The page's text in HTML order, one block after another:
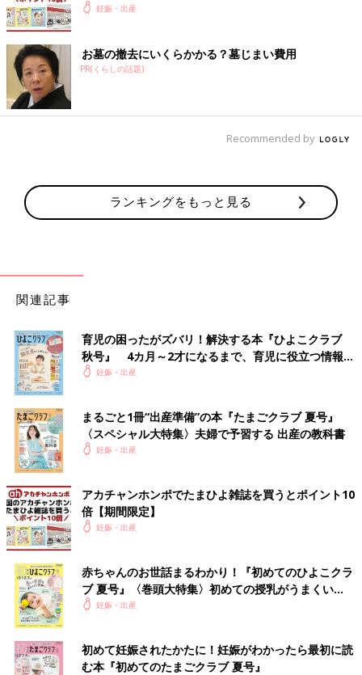
妊娠・出産
お墓の撤去にいくらかかる？墓じまい費用
PR(くらしの話題)
Recommended by
ランキングをもっと見る
関連記事
育児の困ったがズバリ！解決する本『ひよこクラブ
秋号』 4カ月～2才になるまで、育児に役立つ情報が
いっぱい！
妊娠・出産
まるごと1冊“出産準備”の本『たまごクラブ 夏号』
〈スペシャル大特集〉夫婦で予習する 出産の教科書
妊娠・出産
アカチャンホンポでたまひよ雑誌を買うとポイント10
倍【期間限定】
妊娠・出産
赤ちゃんのお世話まるわかり！『初めてのひよこクラ
ブ 夏号』〈巻頭大特集〉初めての授乳がうまくい
く！ おっぱい・ミルクの基本と夏のトラブル 解決テ
妊娠・出産
初めて妊娠されたかたに！妊娠がわかったら最初に読
む本『初めてのたまごクラブ 夏号』